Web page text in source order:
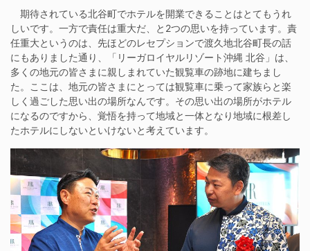
期待されている北谷町でホテルを開業できることはとてもうれ
しいです。一方で責任は重大だ、と2つの思いを持っています。責
任重大というのは、先ほどのレセプションで渡久地北谷町長の話
にもありました通り、「リーガロイヤルリゾート沖縄 北谷」は、
多くの地元の皆さまに親しまれていた観覧車の跡地に建ちまし
た。ここは、地元の皆さまにとっては観覧車に乗って家族らと楽
しく過ごした思い出の場所なんです。その思い出の場所がホテル
になるのですから、覚悟を持って地域と一体となり地域に根差し
たホテルにしないといけないと考えています。